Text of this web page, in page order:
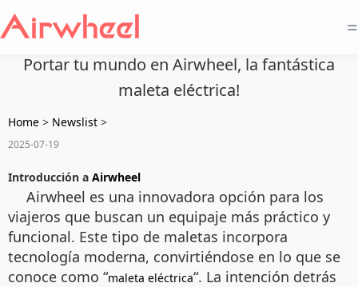
=
Portar tu mundo en Airwheel, la fantástica
maleta eléctrica!
Home > Newslist >
2025-07-19
Introducción a Airwheel
Airwheel es una innovadora opción para los
viajeros que buscan un equipaje más práctico y
funcional. Este tipo de maletas incorpora
tecnología moderna, convirtiéndose en lo que se
conoce como “maleta eléctrica“. La intención detrás